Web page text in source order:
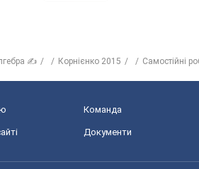
✍ Корнієнко 2015 Самостійні
Команда
Документи